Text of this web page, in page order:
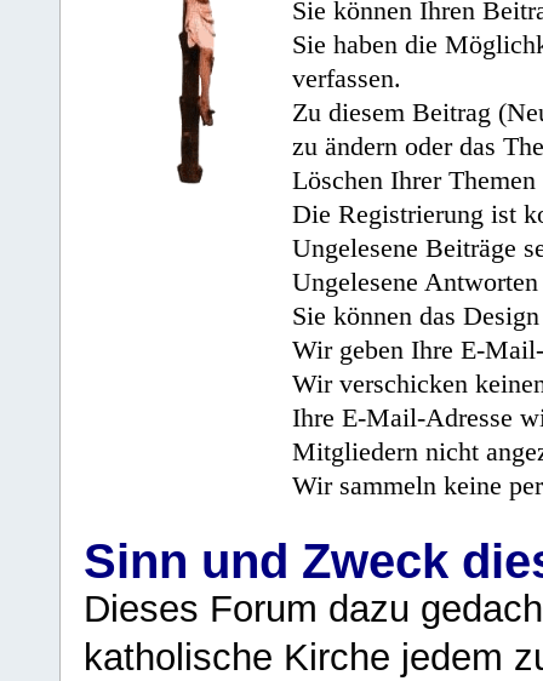
Sie können Ihren
Sie haben die
verfassen.
Zu diesem Beitrag
zu ändern oder das
Löschen Ihrer
Die Registrierung ist
Ungelesene Beiträge
Ungelesene
Sie können das
Wir geben Ihre E-
Wir verschicken
Ihre E-Mail-Adresse
Mitgliedern nicht
Wir sammeln keine
Sinn und Zweck
Dieses Forum dazu
katholische Kirche jedem